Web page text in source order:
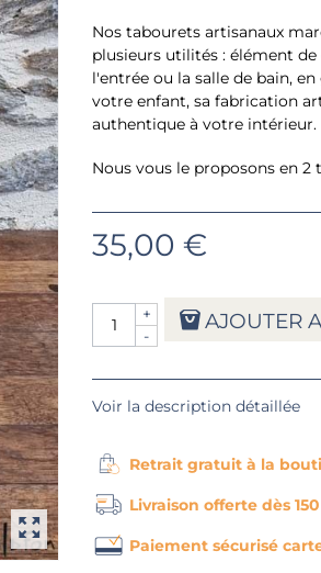
Nos tabourets artisanaux
plusieurs utilités : élément
l'entrée ou la salle de bain,
votre enfant, sa fabrication
authentique à votre intérieur.
Nous vous le proposons en 2
35,00 €
-
+ AJOUTER
Voir la description détaillée
Retrait gratuit à la
Livraison offerte dès
Paiement sécurisé